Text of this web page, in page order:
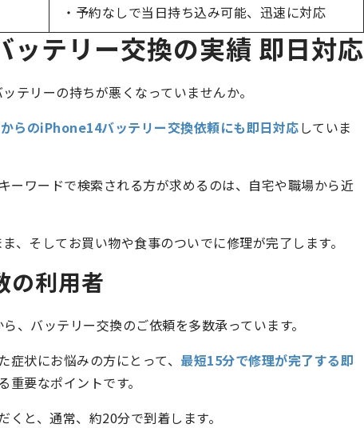
・予約なしで当日持ち込み可能、迅速に対応
テリー交換の実績 即日対応
テリーの持ちが悪くなっていませんか。
らのiPhone14バッテリー交換依頼にも即日対応していま
ーワードで検索される方が求めるのは、自宅や職場から近
、そしてお買い物や食事のついでに修理が完了します。
の利用者
、バッテリー交換のご依頼を多数承っています。
状にお悩みの方にとって、 最短15分で修理が完了する即
要なポイントです。
と、通常、約20分で到着します。